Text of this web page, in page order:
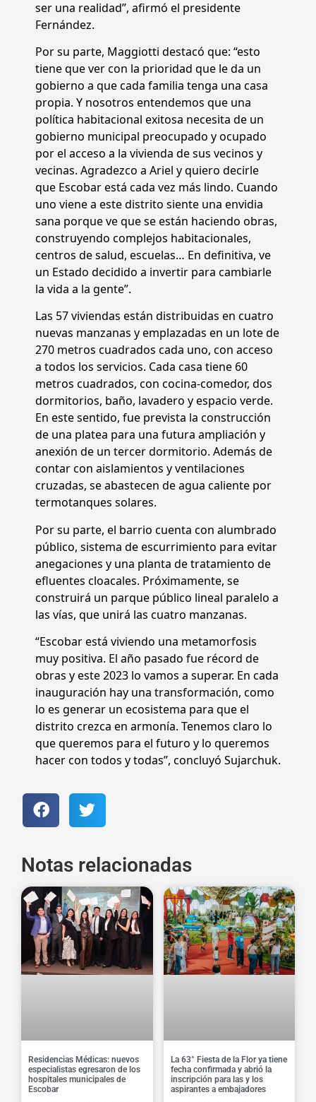
ser una realidad”, afirmó el presidente
Fernández.
Por su parte, Maggiotti destacó que: “esto
tiene que ver con la prioridad que le da un
gobierno a que cada familia tenga una casa
propia. Y nosotros entendemos que una
política habitacional exitosa necesita de un
gobierno municipal preocupado y ocupado
por el acceso a la vivienda de sus vecinos y
vecinas. Agradezco a Ariel y quiero decirle
que Escobar está cada vez más lindo. Cuando
uno viene a este distrito siente una envidia
sana porque ve que se están haciendo obras,
construyendo complejos habitacionales,
centros de salud, escuelas… En definitiva, ve
un Estado decidido a invertir para cambiarle
la vida a la gente”.
Las 57 viviendas están distribuidas en cuatro
nuevas manzanas y emplazadas en un lote de
270 metros cuadrados cada uno, con acceso
a todos los servicios. Cada casa tiene 60
metros cuadrados, con cocina-comedor, dos
dormitorios, baño, lavadero y espacio verde.
En este sentido, fue prevista la construcción
de una platea para una futura ampliación y
anexión de un tercer dormitorio. Además de
contar con aislamientos y ventilaciones
cruzadas, se abastecen de agua caliente por
termotanques solares.
Por su parte, el barrio cuenta con alumbrado
público, sistema de escurrimiento para evitar
anegaciones y una planta de tratamiento de
efluentes cloacales. Próximamente, se
construirá un parque público lineal paralelo a
las vías, que unirá las cuatro manzanas.
“Escobar está viviendo una metamorfosis
muy positiva. El año pasado fue récord de
obras y este 2023 lo vamos a superar. En cada
inauguración hay una transformación, como
lo es generar un ecosistema para que el
distrito crezca en armonía. Tenemos claro lo
que queremos para el futuro y lo queremos
hacer con todos y todas”, concluyó Sujarchuk.
Notas relacionadas
Residencias Médicas: nuevos
especialistas egresaron de los
hospitales municipales de
Escobar
La 63° Fiesta de la Flor ya tiene
fecha confirmada y abrió la
inscripción para las y los
aspirantes a embajadores